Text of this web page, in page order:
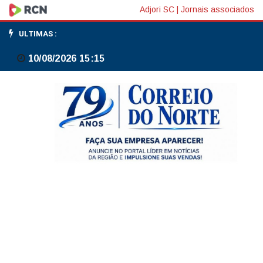
Zona
do
euro:
superávit
comercial
ajustado
Adjori SC Jornais associados
ULTIMAS :
10/08/2026 15:15